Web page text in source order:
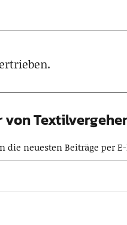
von
neuesten Beiträge per